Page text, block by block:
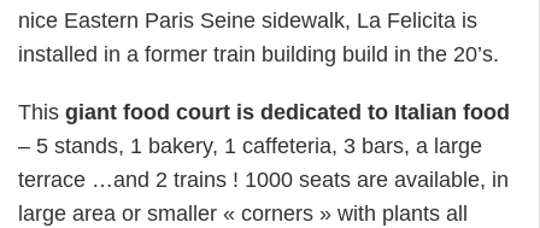
nice Eastern Paris Seine sidewalk, La Felicita is
installed in a former train building build in the 20’s.
This giant food court is dedicated to Italian food
– 5 stands, 1 bakery, 1 caffeteria, 3 bars, a large
terrace …and 2 trains ! 1000 seats are available, in
large area or smaller « corners » with plants all